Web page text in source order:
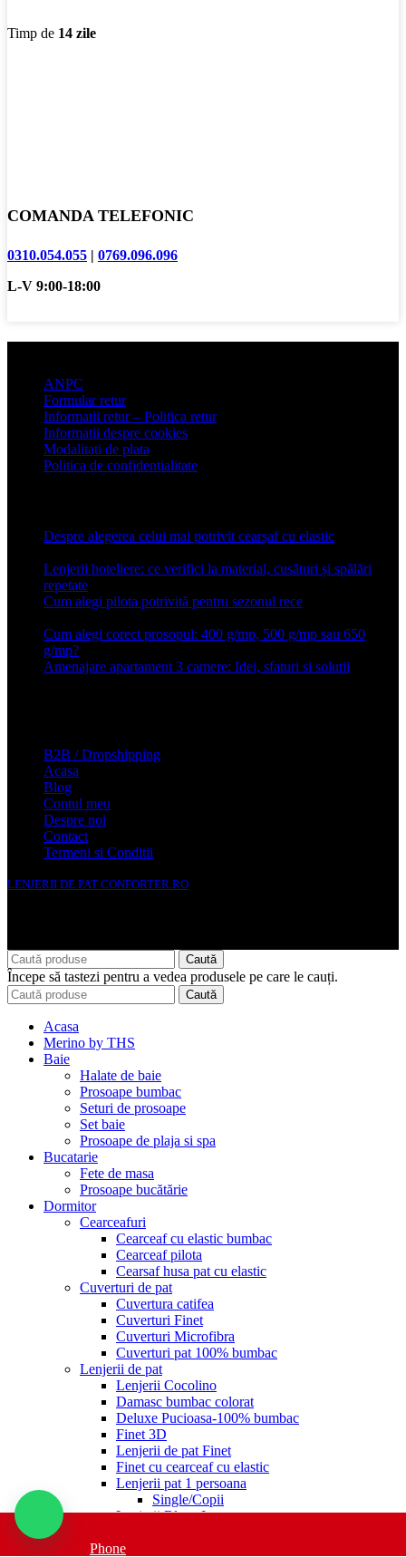
Timp de 14 zile
COMANDA TELEFONIC
0310.054.055 | 0769.096.096
L-V 9:00-18:00
ANPC
Formular retur
Informatii retur – Politica retur
Informatii despre cookies
Modalitati de plata
Politica de confidentialitate
Despre alegerea celui mai potrivit cearșaf cu elastic
Lenjerii hoteliere: ce verifici la material, cusături și spălări
repetate
Cum alegi pilota potrivită pentru sezonul rece
Cum alegi corect prosopul: 400 g/mp, 500 g/mp sau 650
g/mp?
Amenajare apartament 3 camere: Idei, sfaturi si solutii
B2B / Dropshipping
Acasa
Blog
Contul meu
Despre noi
Contact
Termeni si Conditii
LENJERII DE PAT CONFORTER.RO
Caută
Începe să tastezi pentru a vedea produsele pe care le cauți.
Caută
Acasa
Merino by THS
Baie
Halate de baie
Prosoape bumbac
Seturi de prosoape
Set baie
Prosoape de plaja si spa
Bucatarie
Fete de masa
Prosoape bucătărie
Dormitor
Cearceafuri
Cearceaf cu elastic bumbac
Cearceaf pilota
Cearsaf husa pat cu elastic
Cuverturi de pat
Cuvertura catifea
Cuverturi Finet
Cuverturi Microfibra
Cuverturi pat 100% bumbac
Lenjerii de pat
Lenjerii Cocolino
Damasc bumbac colorat
Deluxe Pucioasa-100% bumbac
Finet 3D
Lenjerii de pat Finet
Finet cu cearceaf cu elastic
Lenjerii pat 1 persoana
Single/Copii
Lenjerii Blana Iepure
Lenjerii de pat Brodate
Phone